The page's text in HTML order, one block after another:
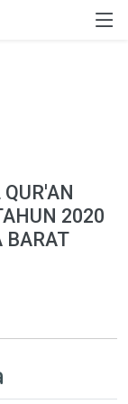
2020
BARAT